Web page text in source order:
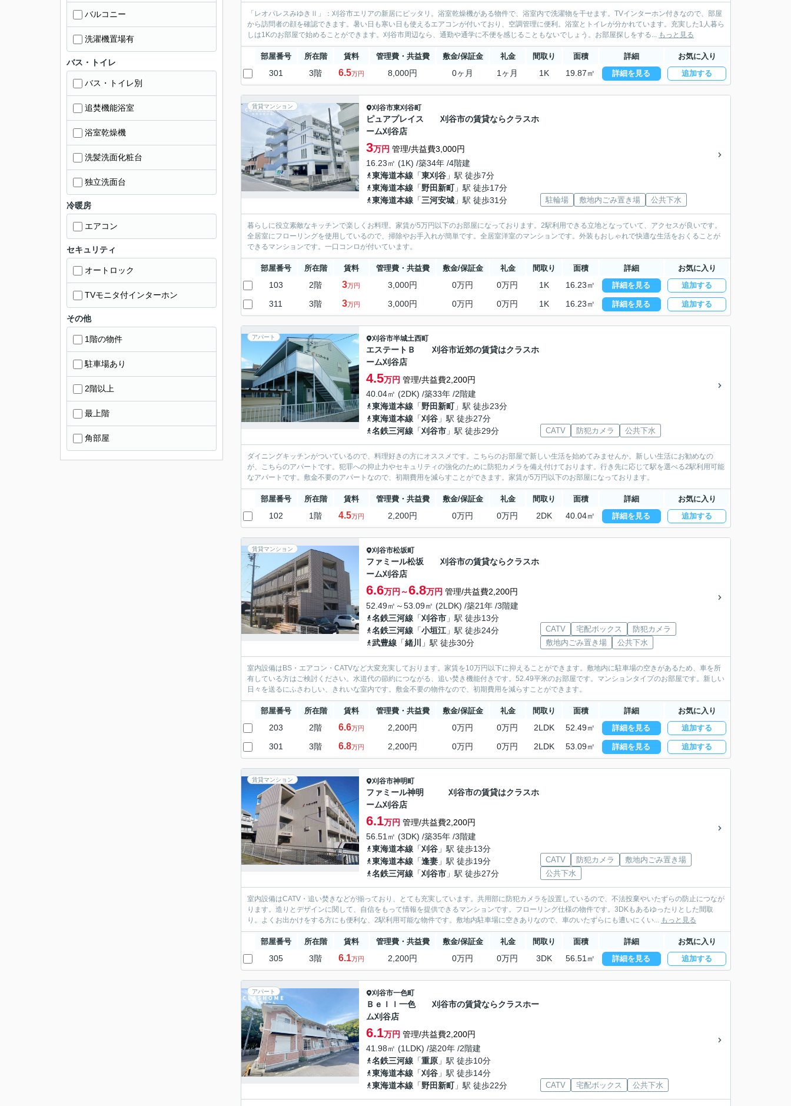
「レオパレスみゆきⅡ」：刈谷市エリアの新居にピッタリ。浴室乾燥機がある物件で、浴室内で洗濯物を干せます。TVインターホン付きなので、部屋
から訪問者の顔を確認できます。暑い日も寒い日も使えるエアコンが付いており、空調管理に便利。浴室とトイレが分かれています。充実した1人暮ら
しは1Kのお部屋で始めることができます。刈谷市周辺なら、通勤や通学に不便を感じることもないでしょう。お部屋探しをする... もっと見る
部屋番号 所在階 賃料 管理費・共益費 敷金/保証金 礼金 間取り 面積 詳細 お気に入り
301 3階 6.5万円 8,000円 0ヶ月 1ヶ月 1K 19.87㎡ 詳細を見る 追加する
賃貸マンション 刈谷市東刈谷町
ピュアプレイス 刈谷市の賃貸ならクラスホ
ーム刈谷店
3万円 管理/共益費3,000円
16.23㎡ (1K) /築34年 /4階建
東海道本線 「東刈谷 」駅 徒歩7分
東海道本線 「野田新町」駅 徒歩17分
東海道本線 「三河安城 」駅 徒歩31分 駐輪場 敷地内ごみ置き場 公共下水
暮らしに役立素敵なキッチンで楽しくお料理。家賃が5万円以下のお部屋になっております。2駅利用できる立地となっていて、アクセスが良いです。
全居室にフローリングを使用しているので、掃除やお手入れが簡単です。全居室洋室のマンションです。外装もおしゃれで快適な生活をおくることが
できるマンションです。一口コンロが付いています。
部屋番号 所在階 賃料 管理費・共益費 敷金/保証金 礼金 間取り 面積 詳細 お気に入り
103 2階 3万円 3,000円 0万円 0万円 1K 16.23㎡ 詳細を見る 追加する
311 3階 3万円 3,000円 0万円 0万円 1K 16.23㎡ 詳細を見る 追加する
アパート 刈谷市半城土西町
エステートＢ 刈谷市近郊の賃貸はクラスホ
ーム刈谷店
4.5万円 管理/共益費2,200円
40.04㎡ (2DK) /築33年 /2階建
東海道本線 「野田新町」駅 徒歩23分
東海道本線 「刈谷 」駅 徒歩27分
名鉄三河線 「刈谷市 」駅 徒歩29分 CATV 防犯カメラ 公共下水
ダイニングキッチンがついているので、料理好きの方にオススメです。こちらのお部屋で新しい生活を始めてみませんか。新しい生活にお勧めなの
が、こちらのアパートです。犯罪への抑止力やセキュリティの強化のために防犯カメラを備え付けております。行き先に応じて駅を選べる2駅利用可能
なアパートです。敷金不要のアパートなので、初期費用を減らすことができます。家賃が5万円以下のお部屋になっております。
部屋番号 所在階 賃料 管理費・共益費 敷金/保証金 礼金 間取り 面積 詳細 お気に入り
102 1階 4.5万円 2,200円 0万円 0万円 2DK 40.04㎡ 詳細を見る 追加する
賃貸マンション 刈谷市松坂町
ファミール松坂 刈谷市の賃貸ならクラスホ
ーム刈谷店
6.6万円～6.8万円 管理/共益費2,200円
52.49㎡～53.09㎡ (2LDK) /築21年 /3階建
名鉄三河線 「刈谷市 」駅 徒歩13分
名鉄三河線 「小垣江 」駅 徒歩24分
武豊線 「緒川 」駅 徒歩30分
CATV 宅配ボックス
防犯カメラ
敷地内ごみ置き場
公共下水
室内設備はBS・エアコン・CATVなど大変充実しております。家賃を10万円以下に抑えることができます。敷地内に駐車場の空きがあるため、車を所
有している方はご検討ください。水道代の節約につながる、追い焚き機能付きです。52.49平米のお部屋です。マンションタイプのお部屋です。新しい
日々を送るにふさわしい、きれいな室内です。敷金不要の物件なので、初期費用を減らすことができます。
部屋番号 所在階 賃料 管理費・共益費 敷金/保証金 礼金 間取り 面積 詳細 お気に入り
203 2階 6.6万円 2,200円 0万円 0万円 2LDK 52.49㎡ 詳細を見る 追加する
301 3階 6.8万円 2,200円 0万円 0万円 2LDK 53.09㎡ 詳細を見る 追加する
賃貸マンション 刈谷市神明町
ファミール神明 刈谷市の賃貸はクラスホ
ーム刈谷店
6.1万円 管理/共益費2,200円
56.51㎡ (3DK) /築35年 /3階建
東海道本線 「刈谷 」駅 徒歩13分
東海道本線 「逢妻 」駅 徒歩19分
名鉄三河線 「刈谷市 」駅 徒歩27分
CATV 防犯カメラ
敷地内ごみ置き場
公共下水
室内設備はCATV・追い焚きなどが揃っており、とても充実しています。共用部に防犯カメラを設置しているので、不法投棄やいたずらの防止につなが
ります。造りとデザインに関して、自信をもって情報を提供できるマンションです。フローリング仕様の物件です。3DKもあるゆったりとした間取
り。よくお出かけをする方にも便利な、2駅利用可能な物件です。敷地内駐車場に空きありなので、車のいたずらにも遭いにくい... もっと見る
部屋番号 所在階 賃料 管理費・共益費 敷金/保証金 礼金 間取り 面積 詳細 お気に入り
305 3階 6.1万円 2,200円 0万円 0万円 3DK 56.51㎡ 詳細を見る 追加する
アパート 刈谷市一色町
Ｂｅｌｌ一色 刈谷市の賃貸ならクラスホー
ム刈谷店
6.1万円 管理/共益費2,200円
41.98㎡ (1LDK) /築20年 /2階建
名鉄三河線 「重原 」駅 徒歩10分
東海道本線 「刈谷 」駅 徒歩14分
東海道本線 「野田新町」駅 徒歩22分 CATV 宅配ボックス 公共下水
バルコニー
洗濯機置場有
バス・トイレ
バス・トイレ別
追焚機能浴室
浴室乾燥機
洗髪洗面化粧台
独立洗面台
冷暖房
エアコン
セキュリティ
オートロック
TVモニタ付インターホン
その他
1階の物件
駐車場あり
2階以上
最上階
角部屋